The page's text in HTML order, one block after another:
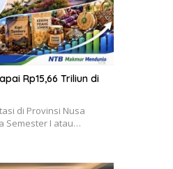
Rp15,66 Triliun di
di Provinsi Nusa
Semester I atau…